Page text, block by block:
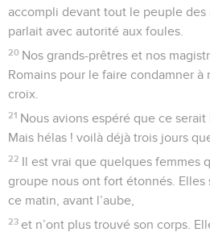
accompli devant tout le peuple des
parlait avec autorité aux foules.
20 Nos grands-prêtres et nos
Romains pour le faire condamner à
croix.
21 Nous avions espéré que ce serait
Mais hélas ! voilà déjà trois jours
22 Il est vrai que quelques femmes
groupe nous ont fort étonnés. Elles
ce matin, avant l’aube,
23 et n’ont plus trouvé son corps.